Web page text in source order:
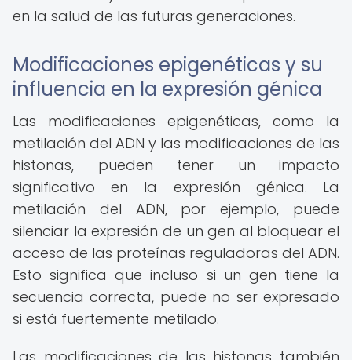
en la salud de las futuras generaciones.
Modificaciones epigenéticas y su
influencia en la expresión génica
Las modificaciones epigenéticas, como la
metilación del ADN y las modificaciones de las
histonas, pueden tener un impacto
significativo en la expresión génica. La
metilación del ADN, por ejemplo, puede
silenciar la expresión de un gen al bloquear el
acceso de las proteínas reguladoras del ADN.
Esto significa que incluso si un gen tiene la
secuencia correcta, puede no ser expresado
si está fuertemente metilado.